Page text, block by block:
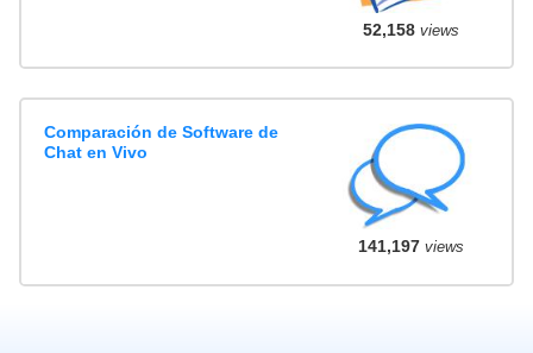
52,158views
Comparación de Software de
Chat en Vivo
141,197views